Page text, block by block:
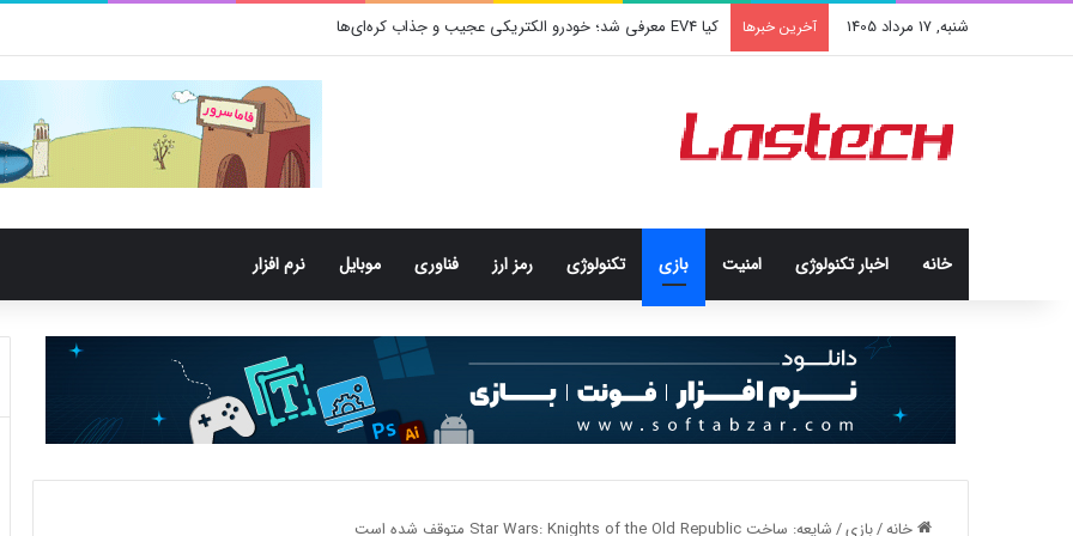
شنبه, 17 مرداد 1405 آخرین خبرها کشف جدید دانشمندان: برخی باکتری‌های دهان می‌توانند خطر ابتلا به آلزایمر را افزایش دهند
خانه اخبار تکنولوژی امنيت بازی تکنولوژی رمز ارز فناوری موبایل نرم افزار
خانه/بازی/شایعه: ساخت Star Wars: Knights of the Old Republic متوقف شده است